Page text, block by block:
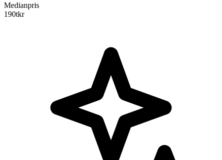
Medianpris
190tkr